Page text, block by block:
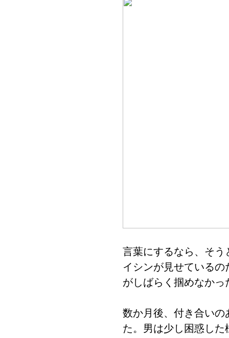
言葉にするなら、そ
イシンが見せている
がしばらく掴めなかっ
数か月後、付き合い
た。男は少し困惑し